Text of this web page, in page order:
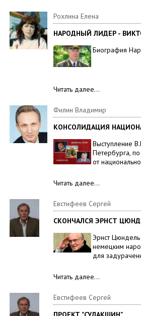
Рохлина Елена
НАРОДНЫЙ ЛИДЕР -
Биография
Читать далее…
Филин Владимир
КОНСОЛИДАЦИЯ
Выступление
Петербурга,
от
Читать далее…
Евстифеев Сергей
СКОНЧАЛСЯ ЭРНСТ
Эрнст Цюндель
немецким
для
Читать далее…
Евстифеев Сергей